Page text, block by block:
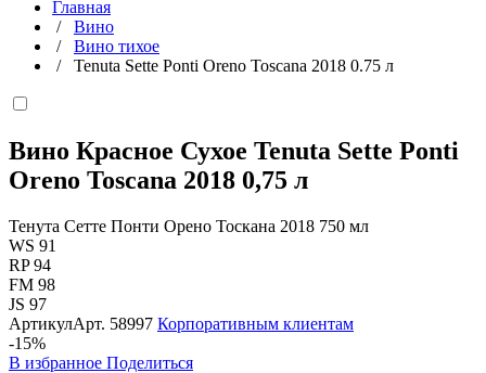
Главная
/ Вино
/ Вино тихое
/ Tenuta Sette Ponti Oreno Toscana 2018 0.75 л
Вино Красное Сухое Tenuta Sette Ponti
Oreno Toscana 2018 0,75 л
Тенута Сетте Понти Орено Тоскана 2018 750 мл
WS 91
RP 94
FM 98
JS 97
АртикулАрт. 58997 Корпоративным клиентам
-15%
В избранное Поделиться